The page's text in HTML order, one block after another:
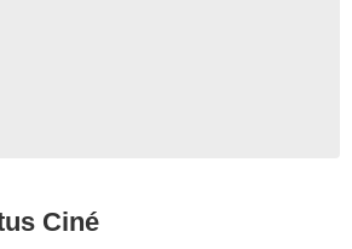
Ciné